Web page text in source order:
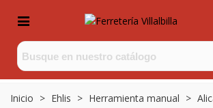
Inicio > Ehlis > Herramienta manual >